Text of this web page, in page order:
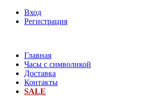
Вход
Регистрация
Главная
Часы с символикой
Доставка
Контакты
SALE